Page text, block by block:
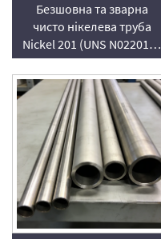
Безшовна та зварна
чисто нікелева труба
Nickel 201 (UNS N02201) з
низьким вмістом
вуглецю, постачальник